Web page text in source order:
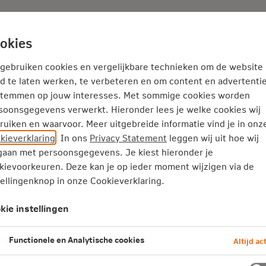
Adviseur Nieuws
Onderweg
beleggen: 6 punten om op
Voor die gedroomde wereldreis, de
prettig pensioen? Hoe eerder je
sparen, beleggen of aanvullend
combinatie? We zetten de
je op een rij.
cookies en vergelijkbare technieken om de website
te laten werken, te verbeteren en om content en
op jouw interesses. Met sommige cookies worden
verwerkt. Hieronder lees je welke cookies wij
en waarvoor. Meer uitgebreide informatie vind je in
. In ons Privacy Statement leggen wij uit hoe wij
met persoonsgegevens. Je kiest hieronder je
Deze kan je op ieder moment wijzigen via de
in onze Cookieverklaring.
instellingen
Functionele en Analytische cookies Altijd